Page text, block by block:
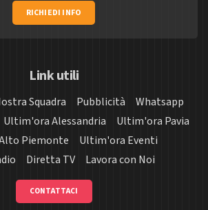
RICHIEDI INFO
Link utili
Squadra Pubblicità
Whatsapp
Ultim'ora Alessandria
Ultim'ora Pavia
Piemonte
Ultim'ora Eventi
Diretta TV Lavora con Noi
CONTATTACI